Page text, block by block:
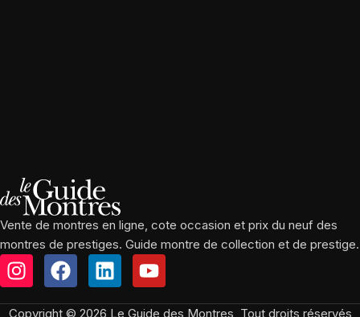
Vente de montres en ligne, cote occasion et prix du neuf des
montres de prestiges. Guide montre de collection et de prestige.
Copyright © 2026 Le Guide des Montres, Tout droits réservés